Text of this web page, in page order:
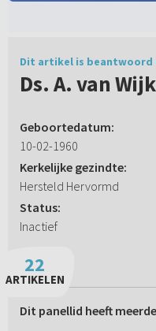
Dit artikel is beantwoord
Ds. A. van Wijk
Geboortedatum:
10-02-1960
Kerkelijke gezindte:
Hersteld Hervormd
Status:
Inactief
22
ARTIKELEN
Dit panellid heeft